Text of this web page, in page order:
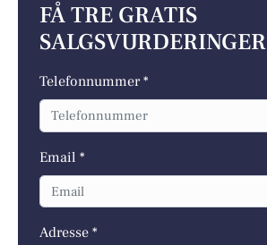
FÅ TRE GRATIS
SALGSVURDERINGER
Telefonnummer *
Email *
Adresse *